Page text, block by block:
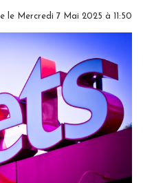
le Mercredi 7 Mai 2025 à 11:50